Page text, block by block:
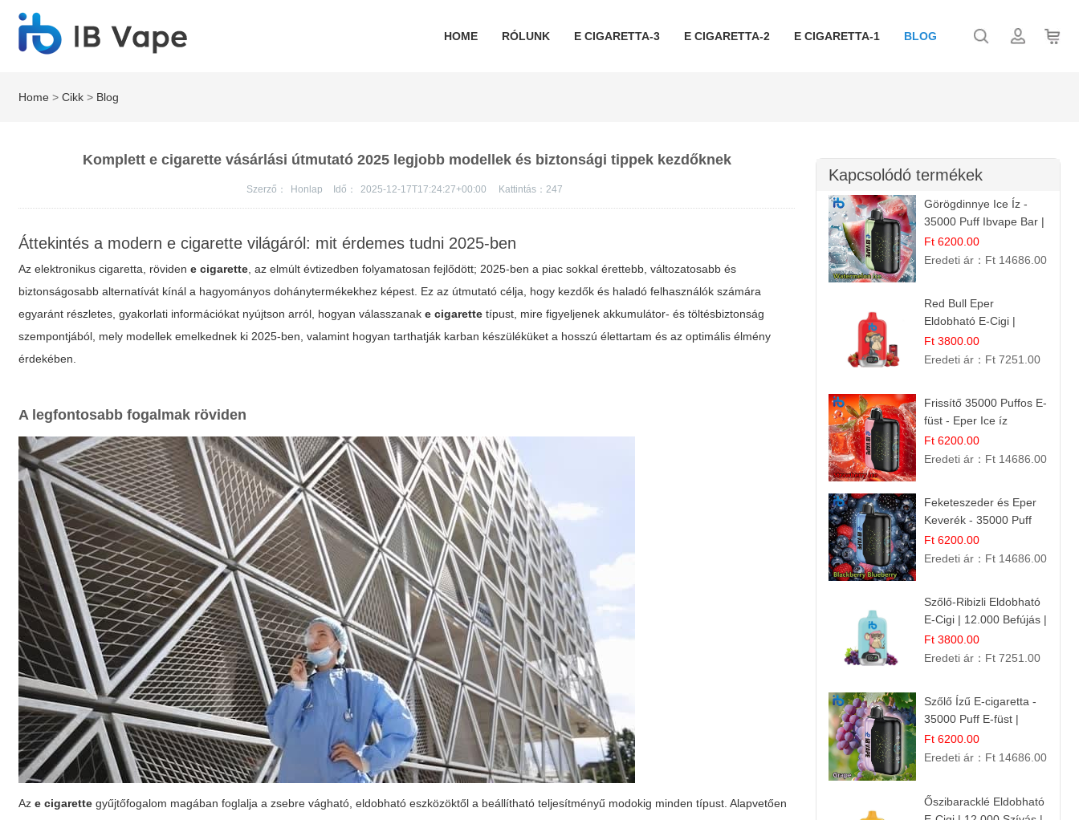
HOME RÓLUNK E CIGARETTA-3 E CIGARETTA-2 E CIGARETTA-1 BLOG
Home >Cikk > Blog
Komplett e cigarette vásárlási útmutató 2025 legjobb modellek és biztonsági tippek kezdőknek
Szerző： Honlap Idő： 2025-12-17T17:24:27+00:00 Kattintás：247
Áttekintés a modern e cigarette világáról: mit érdemes tudni 2025-ben
Az elektronikus cigaretta, rövidene cigarette , az elmúlt évtizedben folyamatosan fejlődött; 2025-ben a piac sokkal érettebb, változatosabb és
biztonságosabb alternatívát kínál a hagyományos dohánytermékekhez képest. Ez az útmutató célja, hogy kezdők és haladó felhasználók számára
egyaránt részletes, gyakorlati információkat nyújtson arról, hogyan válasszanake cigarette típust, mire figyeljenek akkumulátor- és töltésbiztonság
szempontjából, mely modellek emelkednek ki 2025-ben, valamint hogyan tarthatják karban készüléküket a hosszú élettartam és az optimális élmény
érdekében.
A legfontosabb fogalmak röviden
Aze cigarette gyűjtőfogalom magában foglalja a zsebre vágható, eldobható eszközöktől a beállítható teljesítményű modokig minden típust. Alapvetően
Kapcsolódó termékek
Görögdinnye Ice Íz -
35000 Puff Ibvape Bar |
Frissítő Mentolos
Élmény!
Ft 6200.00
Eredeti ár： Ft 14686.00
Red Bull Eper
Eldobható E-Cigi |
Energiaital Íz | Készülék
Használat
Ft 3800.00
Eredeti ár： Ft 7251.00
Frissítő 35000 Puffos E-
füst - Eper Ice íz
Ft 6200.00
Eredeti ár： Ft 14686.00
Feketeszeder és Eper
Keverék - 35000 Puff
Eldobható Vape | Ízletes
Gyümölcsökombináció!
Ft 6200.00
Eredeti ár： Ft 14686.00
Szőlő-Ribizli Eldobható
E-Cigi | 12.000 Befújás |
Friss Gyümölcs Íz
Ft 3800.00
Eredeti ár： Ft 7251.00
Szőlő Ízű E-cigaretta -
35000 Puff E-füst |
Intenzív
Gyümölcsélmény!
Ft 6200.00
Eredeti ár： Ft 14686.00
Őszibaracklé Eldobható